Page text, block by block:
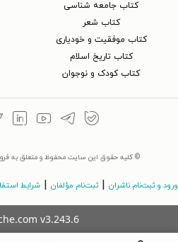
کتاب جامعه شناسی
کتاب شعر
کتاب موفقیت و خودیاری
کتاب تاریخ اسلام
کتاب کودک و نوجوان
© کلیه حقوق این سایت محفوظ و متعلق به
ورود و ثبت‌نام ناشران | ثبت‌نام مؤلفان | شرایط
v3.243.6